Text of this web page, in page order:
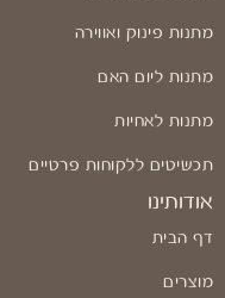
מתנות פינוק ואווירה
מתנות ליום האם
מתנות לאחיות
תכשיטים ללקוחות פרטיים
אודותינו
דף הבית
מוצרים